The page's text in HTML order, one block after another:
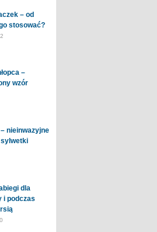
– od
stosować?
–
wzór
nieinwazyjne
dla
i podczas